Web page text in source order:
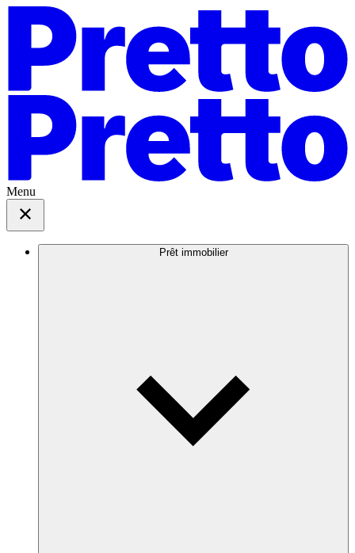
Menu
Prêt immobilier